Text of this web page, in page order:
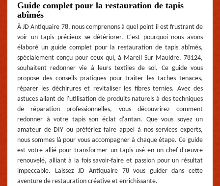
Guide complet pour la restauration de tapis
abîmés
À JD Antiquaire 78, nous comprenons à quel point il est frustrant de
voir un tapis précieux se détériorer. C'est pourquoi nous avons
élaboré un guide complet pour la restauration de tapis abîmés,
spécialement conçu pour ceux qui, à Mareil Sur Mauldre, 78124,
souhaitent redonner vie à leurs textiles de sol. Ce guide vous
propose des conseils pratiques pour traiter les taches tenaces,
réparer les déchirures et revitaliser les fibres ternies. Avec des
astuces allant de l'utilisation de produits naturels à des techniques
de réparation professionnelles, vous découvrirez comment
redonner à votre tapis son éclat d'antan. Que vous soyez un
amateur de DIY ou préfériez faire appel à nos services experts,
nous sommes là pour vous accompagner à chaque étape. Ce guide
est votre allié pour transformer un tapis usé en un chef-d'œuvre
renouvelé, alliant à la fois savoir-faire et passion pour un résultat
impeccable. Laissez JD Antiquaire 78 vous guider dans cette
aventure de restauration créative et enrichissante.